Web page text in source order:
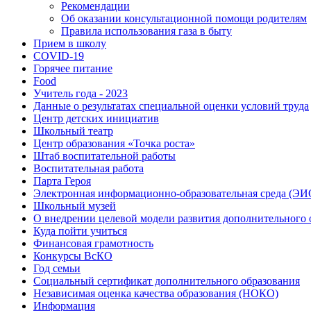
Рекомендации
Об оказании консультационной помощи родителям
Правила использования газа в быту
Прием в школу
COVID-19
Горячее питание
Food
Учитель года - 2023
Данные о результатах специальной оценки условий труда
Центр детских инициатив
Школьный театр
Центр образования «Точка роста»
Штаб воспитательной работы
Воспитательная работа
Парта Героя
Электронная информационно-образовательная среда
Школьный музей
О внедрении целевой модели развития дополнительного
Куда пойти учиться
Финансовая грамотность
Конкурсы ВсКО
Год семьи
Социальный сертификат дополнительного образования
Независимая оценка качества образования (НОКО)
Информация